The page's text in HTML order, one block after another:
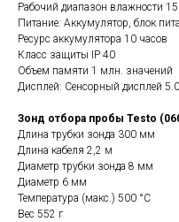
Рабочий диапазон влажности
Питание: Аккумулятор, блок
Ресурс аккумулятора 10 часов
Класс защиты IP 40
Объем памяти 1 млн. значений
Дисплей: Сенсорный дисплей
Зонд отбора пробы Testo
Длина трубки зонда 300 мм
Длина кабеля 2,2 м
Диаметр трубки зонда 8 мм
Диаметр 6 мм
Температура (макс.) 500 °C
Вес 552 г